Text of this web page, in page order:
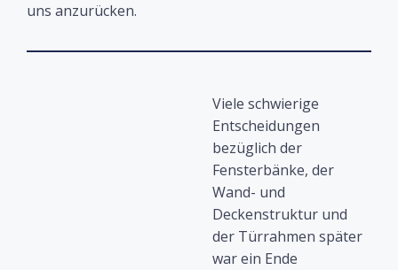
uns anzurücken.
Viele schwierige
Entscheidungen
bezüglich der
Fensterbänke, der
Wand- und
Deckenstruktur und
der Türrahmen später
war ein Ende